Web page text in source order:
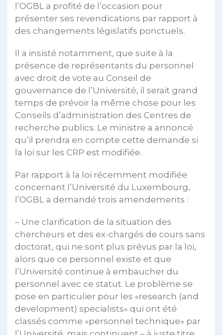
l’OGBL a profité de l’occasion pour
présenter ses revendications par rapport à
des changements législatifs ponctuels.
Il a insisté notamment, que suite à la
présence de représentants du personnel
avec droit de vote au Conseil de
gouvernance de l’Université, il serait grand
temps de prévoir la même chose pour les
Conseils d’administration des Centres de
recherche publics. Le ministre a annoncé
qu’il prendra en compte cette demande si
la loi sur les CRP est modifiée.
Par rapport à la loi récemment modifiée
concernant l’Université du Luxembourg,
l’OGBL a demandé trois amendements :
– Une clarification de la situation des
chercheurs et des ex-chargés de cours sans
doctorat, qui ne sont plus prévus par la loi,
alors que ce personnel existe et que
l’Université continue à embaucher du
personnel avec ce statut. Le problème se
pose en particulier pour les «research (and
development) specialists» qui ont été
classés comme «personnel technique» par